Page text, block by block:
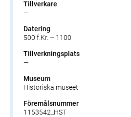
Tillverkare
—
Datering
500 f.Kr. – 1100
Tillverkningsplats
—
Museum
Historiska museet
Föremålsnummer
1153542_HST